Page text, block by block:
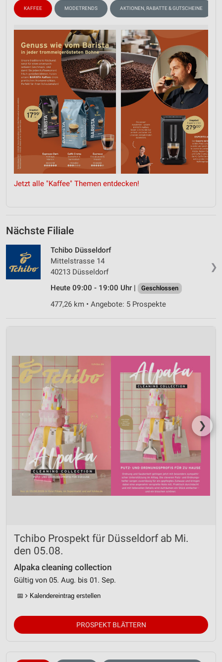
KAFFEE MODETRENDS AKTIONEN, RABATTE & GUTSCHEINE
Jetzt alle "Kaffee" Themen entdecken!
Nächste Filiale
❯
Tchibo Düsseldorf
Mittelstrasse 14
40213 Düsseldorf
Heute 09:00 - 19:00 Uhr |
Geschlossen
477,26 km • Angebote: 5 Prospekte
❯
Tchibo Prospekt für Düsseldorf ab Mi.
den 05.08.
Alpaka cleaning collection
Gültig von 05. Aug. bis 01. Sep.
📅 Kalendereintrag erstellen
PROSPEKT BLÄTTERN